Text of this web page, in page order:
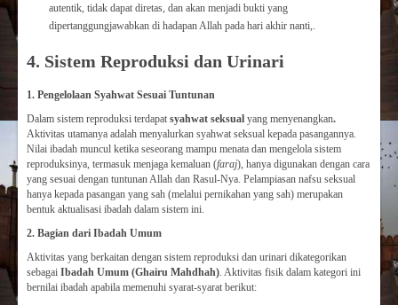
autentik, tidak dapat diretas, dan akan menjadi bukti yang
dipertanggungjawabkan di hadapan Allah pada hari akhir nanti,.
4. Sistem Reproduksi dan Urinari
1. Pengelolaan Syahwat Sesuai Tuntunan
Dalam sistem reproduksi terdapat syahwat seksual yang menyenangkan.
Aktivitas utamanya adalah menyalurkan syahwat seksual kepada pasangannya.
Nilai ibadah muncul ketika seseorang mampu menata dan mengelola sistem
reproduksinya, termasuk menjaga kemaluan (faraj), hanya digunakan dengan cara
yang sesuai dengan tuntunan Allah dan Rasul-Nya. Pelampiasan nafsu seksual
hanya kepada pasangan yang sah (melalui pernikahan yang sah) merupakan
bentuk aktualisasi ibadah dalam sistem ini.
2. Bagian dari Ibadah Umum
Aktivitas yang berkaitan dengan sistem reproduksi dan urinari dikategorikan
sebagai Ibadah Umum (Ghairu Mahdhah). Aktivitas fisik dalam kategori ini
bernilai ibadah apabila memenuhi syarat-syarat berikut: